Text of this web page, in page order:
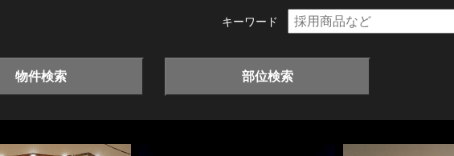
キーワード
物件検索 部位検索